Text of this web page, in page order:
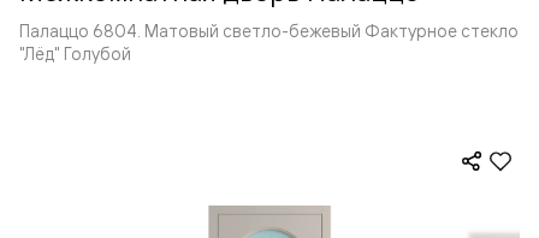
Палаццо 6804. Матовый светло-бежевый Фактурное стекло
"Лёд" Голубой